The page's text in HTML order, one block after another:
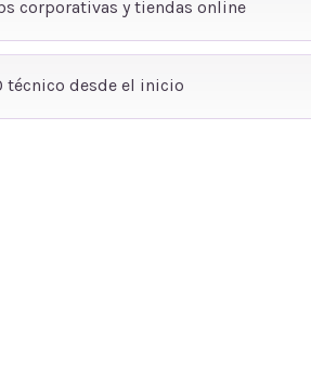
corporativas y tiendas online
técnico desde el inicio